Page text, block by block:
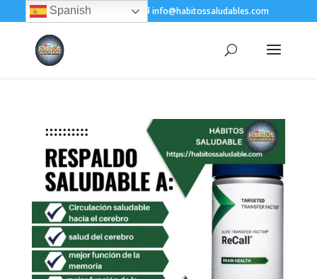
+(505) 8200-1450 info@habitossaludables.com
Spanish